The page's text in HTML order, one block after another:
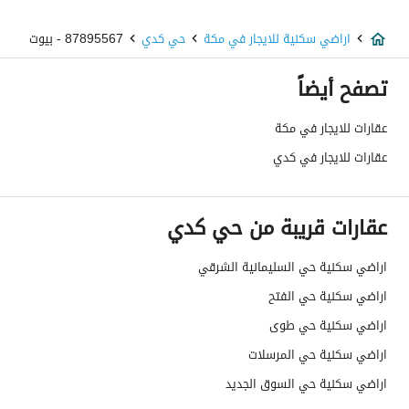
السعر
372300
المساحة
عدد الغرف
خدمات العقار
كهرباء
نعم
صرف صحي
نعم
الياف ضوئية
تفاصيل اضافية
اراضي سكنية للايجار في مكة حي كدي 87895567 - بيوت
تصفح أيضاً
عقارات للايجار في مكة
عقارات للايجار في كدي
عقارات قريبة من حي كدي
اراضي سكنية حي السليمانية الشرقي
اراضي سكنية حي الفتح
اراضي سكنية حي طوى
اراضي سكنية حي المرسلات
اراضي سكنية حي السوق الجديد